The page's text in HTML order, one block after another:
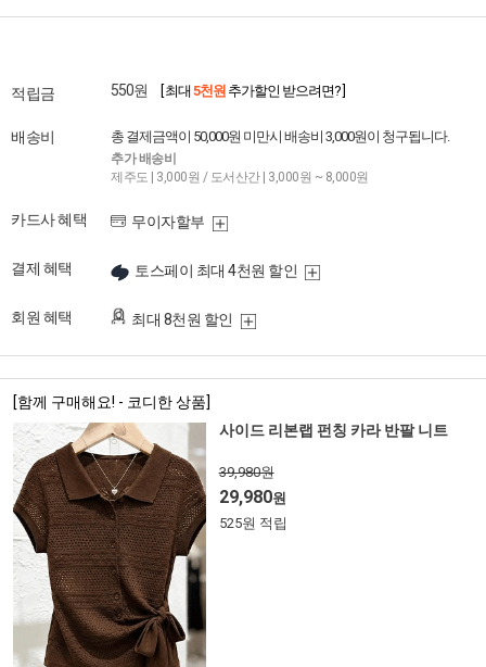
적립금 550원 [ 최대 5천원 추가할인 받으려면? ]
배송비 총 결제금액이 50,000원 미만시 배송비 3,000원이 청구됩니다.
추가 배송비
제주도 | 3,000원 / 도서산간 | 3,000원 ~ 8,000원
카드사 혜택 무이자할부
결제 혜택 토스페이 최대 4천원 할인
회원 혜택 최대 8천원 할인
[함께 구매해요! - 코디한 상품]
사이드 리본랩 펀칭 카라 반팔 니트
39,980원
29,980원
525원 적립